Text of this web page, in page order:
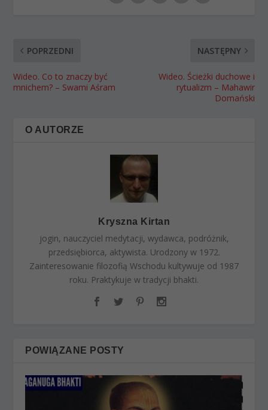
POPRZEDNI
Wideo. Co to znaczy być
mnichem? – Swami Aśram
NASTĘPNY
Wideo. Ścieżki duchowe i
rytualizm – Mahawir
Domański
O AUTORZE
Kryszna Kirtan
jogin, nauczyciel medytacji, wydawca, podróżnik,
przedsiębiorca, aktywista. Urodzony w 1972.
Zainteresowanie filozofią Wschodu kultywuje od 1987
roku. Praktykuje w tradycji bhakti.
POWIĄZANE POSTY